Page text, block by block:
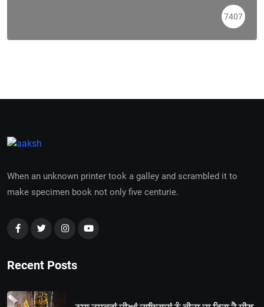
7407
When an unknown printer took a galley and scrambled it to
make specimen book not only five centurie.
Recent Posts